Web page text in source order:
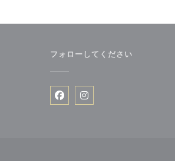
フォローしてください
Facebook ((新しいウィン
Instagram ((新しい